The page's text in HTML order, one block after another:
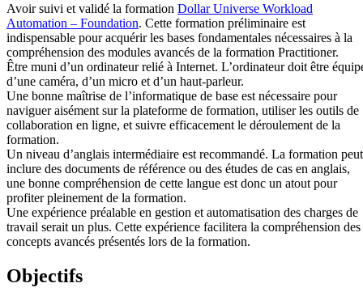
Avoir suivi et validé la formation Dollar Universe Workload
Automation – Foundation. Cette formation préliminaire est
indispensable pour acquérir les bases fondamentales nécessaires à la
compréhension des modules avancés de la formation Practitioner.
Être muni d’un ordinateur relié à Internet. L’ordinateur doit être
d’une caméra, d’un micro et d’un haut-parleur.
Une bonne maîtrise de l’informatique de base est nécessaire pour
naviguer aisément sur la plateforme de formation, utiliser les outils de
collaboration en ligne, et suivre efficacement le déroulement de la
formation.
Un niveau d’anglais intermédiaire est recommandé. La formation peut
inclure des documents de référence ou des études de cas en anglais,
une bonne compréhension de cette langue est donc un atout pour
profiter pleinement de la formation.
Une expérience préalable en gestion et automatisation des charges de
travail serait un plus. Cette expérience facilitera la compréhension des
concepts avancés présentés lors de la formation.
Objectifs